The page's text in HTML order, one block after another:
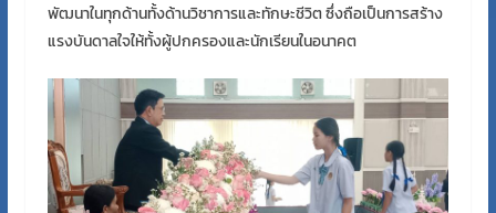
พัฒนาในทุกด้านทั้งด้านวิชาการและทักษะชีวิต ซึ่งถือเป็นการสร้าง
แรงบันดาลใจให้ทั้งผู้ปกครองและนักเรียนในอนาคต